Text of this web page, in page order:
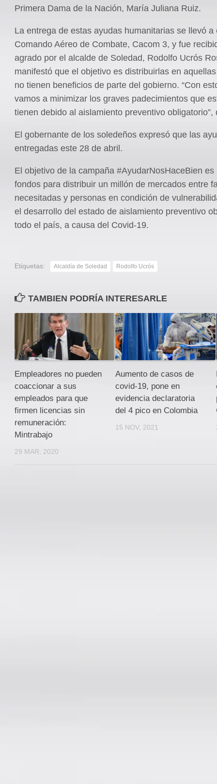
Primera Dama de la Nación, María Juliana Ruiz.
La entrega de estas ayudas humanitarias se llevó a
Comando Aéreo de Combate, Cacom 3, y fue
agrado por el alcalde de Soledad, Rodolfo Ucrós
manifestó que el objetivo es distribuirlas en
no tienen beneficios de parte del gobierno. “Con
vamos a minimizar los graves padecimientos que
tienen debido al aislamiento preventivo obligatorio”,
El gobernante de los soledeños expresó que las
entregadas este 28 de abril.
El objetivo de la campaña #AyudarNosHaceBien es
fondos para distribuir un millón de mercados entre
necesitadas y personas en condición de
el desarrollo del estado de aislamiento preventivo
todo el país, a causa del Covid-19.
Etiquetas: Alcaldía de Soledad Rodolfo Ucrós
TAMBIEN PODRÍA INTERESARLE
Empleadores no pueden
coaccionar a sus
empleados para que
firmen licencias sin
remuneración:
Mintrabajo
29 MAR, 2020
Aumento de casos de
covid-19, pone en
evidencia declaratoria
del 4 pico en Colombia
15 NOV, 2021